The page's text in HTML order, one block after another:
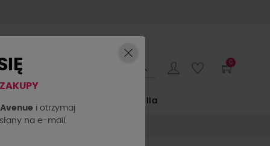
La Milla
0
i otrzymaj
na e-mail.